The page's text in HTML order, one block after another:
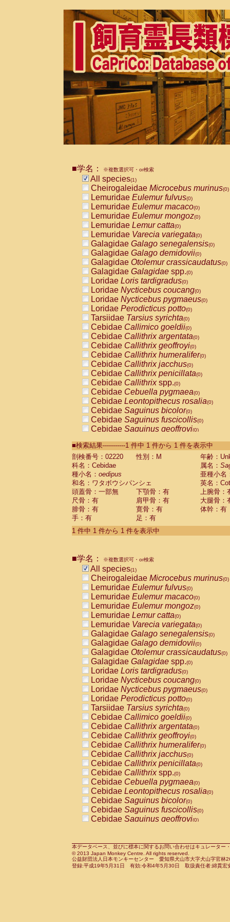
■学名： ※複数選択可・or検索
All species(1)
Cheirogaleidae Microcebus murinus(0)
Lemuridae Eulemur fulvus(0)
Lemuridae Eulemur macaco(0)
Lemuridae Eulemur mongoz(0)
Lemuridae Lemur catta(0)
Lemuridae Varecia variegata(0)
Galagidae Galago senegalensis(0)
Galagidae Galago demidovii(0)
Galagidae Otolemur crassicaudatus(0)
Galagidae Galagidae spp.(0)
Loridae Loris tardigradus(0)
Loridae Nycticebus coucang(0)
Loridae Nycticebus pygmaeus(0)
Loridae Perodicticus potto(0)
Tarsiidae Tarsius syrichta(0)
Cebidae Callimico goeldii(0)
Cebidae Callithrix argentata(0)
Cebidae Callithrix geoffroyi(0)
Cebidae Callithrix humeralifer(0)
Cebidae Callithrix jacchus(0)
Cebidae Callithrix penicillata(0)
Cebidae Callithrixspp.(0)
Cebidae Cebuella pygmaea(0)
Cebidae Leontopithecus rosalia(0)
Cebidae Saguinus bicolor(0)
Cebidae Saguinus fuscicollis(0)
Cebidae Saguinus geoffroyi(0)
CebidaeSaguinus labiatus(0)
Cebidae Saguinus leucopus (0)
Cebidae
Cebidae
CebidaeSaguinus nigricollis (0)
Cebidae Saguinus oedipus
Cebidae Saguinus weddelli
Cebidae Saguinusspp.
Cebidae Aotus trivirgatus
Cebidae Cebus albifrons
CebidaeCebus nigrivittatus
CebidaeCebus
CebidaeSaimiri boliviensis(0)
CebidaeSaimiri sciureus(0)
AtelidaeAlouatta caraya(0)
AtelidaeAlouatta fusca(0)
AtelidaeAlouatta seniculus
AtelidaeAlouattaspp.(0)
AtelidaeAteles belzebuth(0)
AtelidaeAteles geoffroyi(0)
AtelidaeAteles paniscus(0)
AtelidaeAtelesspp.(0)
Atelidae Lagothrix lagothricha
AtelidaeLagothrix lagothricha cana
PitheciidaeCacajao calvus
PitheciidaeCallicebus cupreus
PitheciidaeCallicebus donacophilus
PitheciidaeCallicebus moloch
PitheciidaeCallicebus torquatus
PitheciidaeCallicebusspp.(0)
PitheciidaeChiropotes satanas(0)
PitheciidaePithecia monachus
PitheciidaePithecia pithecia(0)
CercopithecidaeCercocebus agilis
CercopithecidaeCercocebus
CercopithecidaeCercocebus
CercopithecidaeCercocebus
CercopithecidaeCercocebus
CercopithecidaeCercocebushybrid
CercopithecidaePapio anubis(0)
CercopithecidaePapio cynocephalus
CercopithecidaePapio hamadryas(0)
■検索結果-----------1 件中 1 件から 1 件を表示中
剖検番号：02220
性別：M
年齢：
科名：Cebidae
属名：
種小名： oedipus
亜種小名
和名：ワタボウシパンシェ
英名：
頭蓋骨：一部無
下顎骨：有
上腕骨：
尺骨：有
肩甲骨：有
大腿骨：
腓骨：有
寛骨：有
体幹：有
手：有
足：有
1 件中 1 件から 1 件を表示中
■学名： ※複数選択可・or検索
All species(1)
Cheirogaleidae Microcebus murinus(0)
Lemuridae Eulemur fulvus(0)
Lemuridae Eulemur macaco(0)
Lemuridae Eulemur mongoz(0)
Lemuridae Lemur catta(0)
Lemuridae Varecia variegata(0)
Galagidae Galago senegalensis(0)
Galagidae Galago demidovii(0)
Galagidae Otolemur crassicaudatus(0)
Galagidae Galagidae spp.(0)
Loridae Loris tardigradus(0)
Loridae Nycticebus coucang(0)
Loridae Nycticebus pygmaeus(0)
Loridae Perodicticus potto(0)
Tarsiidae Tarsius syrichta(0)
Cebidae Callimico goeldii(0)
Cebidae Callithrix argentata(0)
Cebidae Callithrix geoffroyi(0)
Cebidae Callithrix humeralifer(0)
Cebidae Callithrix jacchus(0)
Cebidae Callithrix penicillata(0)
Cebidae Callithrixspp.(0)
Cebidae Cebuella pygmaea(0)
Cebidae Leontopithecus rosalia(0)
Cebidae Saguinus bicolor(0)
Cebidae Saguinus fuscicollis(0)
Cebidae Saguinus geoffroyi(0)
CebidaeSaguinus leucopus(0)
CebidaeSaguinus midas(0)
Cebidae Saguinus mystax(0)
本データベース、並びに標本に関するお問い合わせはキュレータ
© 2013 Japan Monkey Centre. All rights reserved.
公益財団法人日本モンキーセンター 愛知県犬山市大字犬山字官
登録:平成19年5月31日 有効:令和4年5月30日 取扱責任者:綿貫宏